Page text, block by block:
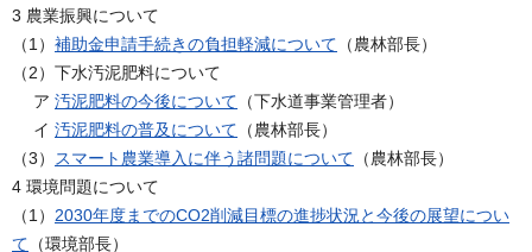
3 農業振興について
（1） 補助金申請手続きの負担軽減について （農林部長）
（2）下水汚泥肥料について
ア 汚泥肥料の今後について （下水道事業管理者）
イ 汚泥肥料の普及について （農林部長）
（3）
スマート農業導入に伴う諸問題について （農林部長）
4 環境問題について
（1） 2030年度までのCO2削減目標の進捗状況と今後の展望につい
て （環境部長）